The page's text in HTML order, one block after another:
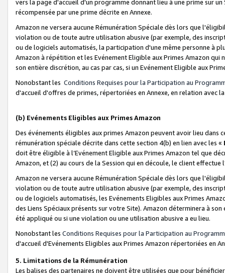
vers la page d'accueil d'un programme donnant lieu à une prime sur
récompensée par une prime décrite en Annexe.
Amazon ne versera aucune Rémunération Spéciale dès lors que
violation ou de toute autre utilisation abusive (par exemple, des
ou de logiciels automatisés, la participation d'une même personne à
Amazon à répétition et les Evénement Eligible aux Primes Amazon qui
son entière discrétion, au cas par cas, si un Evénement Eligible aux
Nonobstant les Conditions Requises pour la Participation au
d'accueil d'offres de primes, répertoriées en Annexe, en relation avec
(b) Evénements Eligibles aux Primes Amazon
Des événements éligibles aux primes Amazon peuvent avoir lieu dans
rémunération spéciale décrite dans cette section 4(b) en lien avec les «
doit être éligible à l’Evénement Eligible aux Primes Amazon tel que
Amazon, et (2) au cours de la Session qui en découle, le client
Amazon ne versera aucune Rémunération Spéciale dès lors que
violation ou de toute autre utilisation abusive (par exemple, des
ou de logiciels automatisés, les Evénements Eligibles aux Primes
des Liens Spéciaux présents sur votre Site). Amazon déterminera à
été appliqué ou si une violation ou une utilisation abusive a eu lieu.
Nonobstant les Conditions Requises pour la Participation au
d'accueil d'Evénements Eligibles aux Primes Amazon répertoriées en
5. Limitations de la Rémunération
Les balises des partenaires ne doivent être utilisées que pour